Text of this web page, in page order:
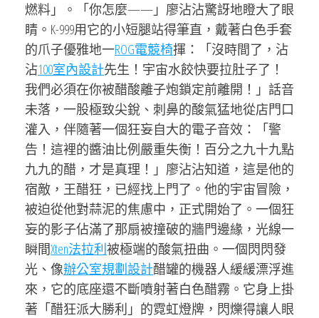
燃料」。「你怎麼——」廖沾沾驚訝地瞪大了眼
睛。K-999用它的小短腿站得筆直，戴著白色手套
的爪子優雅地一ROG電競椅揮：「沒時間了，沾
沾100室內設計先生！宇宙水餃快要拉肚子了！
我們必須在你被醋酸離子炮鎖定前離開！」話音
未落，一股極致尖銳、刺鼻的酸氣猛地從店門口
灌入，伴隨著一個狂妄自大的電子音效：「警
告！這裡的醬油比例嚴重失衡！百分之九十九點
九九的醋，才是真理！」廖沾沾知道，這是他的
宿敵，王醋狂，已經找上門了。他的宇宙冒險，
被迫從他對蒜泥的焦慮中，正式開始了。一個狂
妄的影子佔滿了那扇被撞破的牆門邊緣，光線一
瞬間Xten法拉利被極端的酸氣扭曲。一個閃閃發
光、像辦公室規劃設計醋罐的機器人緩緩漂浮進
來，它的底座還不斷噴射著白色醋霧。它身上掛
著「醋狂派大勝利」的霓虹燈牌，閃爍得讓人眼